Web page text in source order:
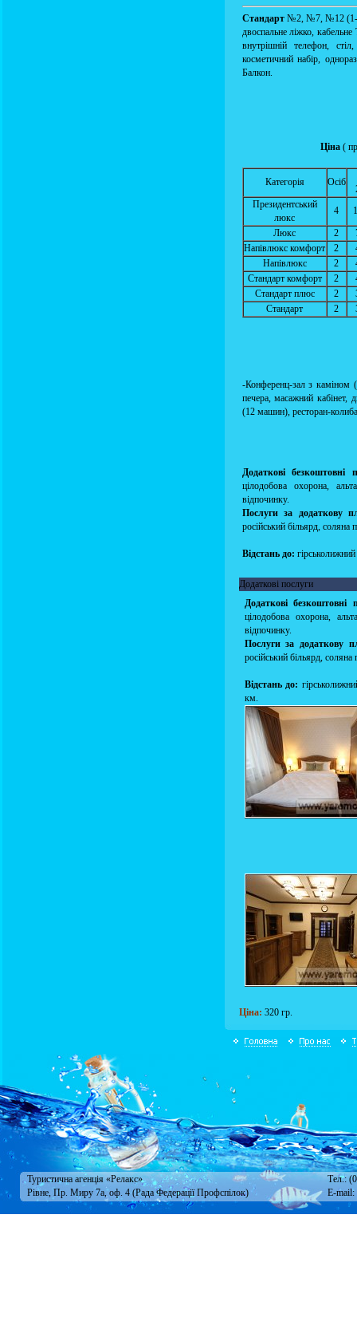
Стандарт №2, №7, №12 (1-
двоспальне ліжко,
внутрішній телефон,
косметичний набір,
Балкон.
Ціна (
Категорія Осіб
Президентський
люкс
4
Люкс
2
Напівлюкс комфорт
2
Напівлюкс
2
Стандарт комфорт
2
Стандарт плюс
2
Стандарт
2
-Конференц-зал з каміном
печера, масажний кабінет,
(12 машин), ресторан-
Додаткові безкоштовні
цілодобова охорона,
відпочинку.
Послуги за додаткову
російський більярд, соляна
Відстань до:
Додаткові послуги
Додаткові безкоштовні
цілодобова охорона,
відпочинку.
Послуги за додаткову
російський більярд, соляна
Відстань до:
км.
Ціна: 320 гр.
Туристична агенція «Релакс»
Тел.:
Рівне, Пр. Миру 7а, оф. 4 (Рада Федерації Профспілок)
E-mail: